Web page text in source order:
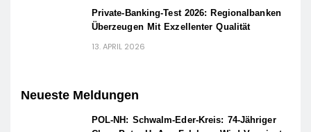
Private-Banking-Test 2026: Regionalbanken
Überzeugen Mit Exzellenter Qualität
13. APRIL 2026
Neueste Meldungen
POL-NH: Schwalm-Eder-Kreis: 74-Jähriger